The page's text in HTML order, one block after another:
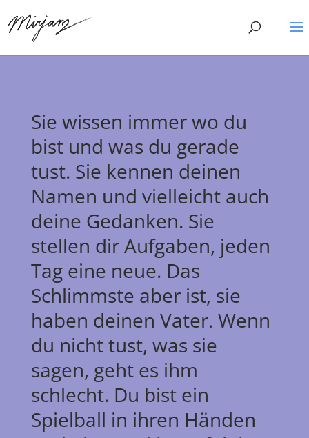
Sie wissen immer wo du
bist und was du gerade
tust. Sie kennen deinen
Namen und vielleicht auch
deine Gedanken. Sie
stellen dir Aufgaben, jeden
Tag eine neue. Das
Schlimmste aber ist, sie
haben deinen Vater. Wenn
du nicht tust, was sie
sagen, geht es ihm
schlecht. Du bist ein
Spielball in ihren Händen